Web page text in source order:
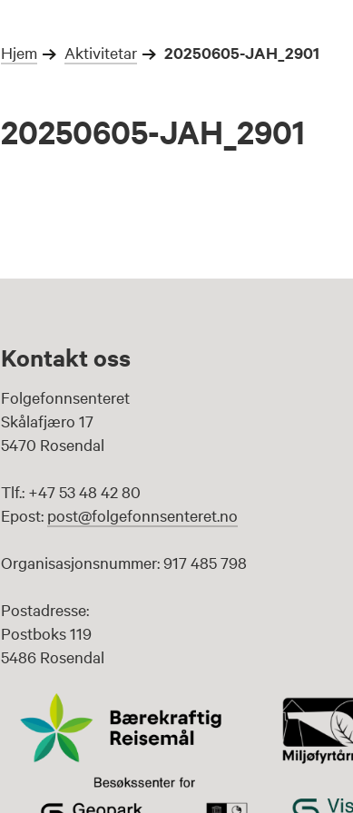
Hjem Aktivitetar 20250605-JAH_2901
20250605-JAH_2901
Kontakt oss
Folgefonnsenteret
Skålafjæro 17
5470 Rosendal
Tlf.: +47 53 48 42 80
Epost: post@folgefonnsenteret.no
Organisasjonsnummer: 917 485 798
Postadresse:
Postboks 119
5486 Rosendal